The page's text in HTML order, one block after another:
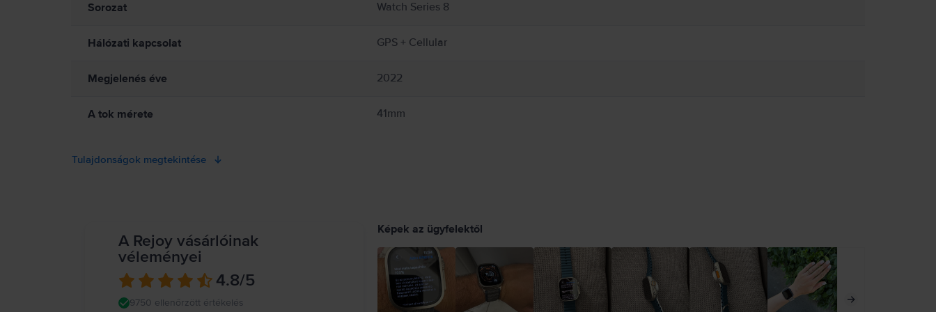
gyártójához az eszközöddel kapcsolatos konkrét információkért, és hogy megtudd, szükséges-e biztonságos távolságot tartanod az orvosi eszközeid és az Apple Watch, bizonyos szíjai, valamint az Apple Watch
Sorozat Watch Series 8
Hálózati kapcsolat GPS + Cellular
Megjelenés éve 2022
A tok mérete 41mm
Tulajdonságok megtekintése
A Rejoy vásárlóinak
véleményei
4.8/5
9750 ellenőrzött értékelés
Képek az ügyfelektől